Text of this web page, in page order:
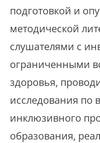
подготовкой и
методической
слушателями с
ограниченными
здоровья,
исследования по
инклюзивного
образования,